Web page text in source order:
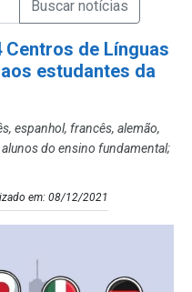
de Línguas
estudantes da
espanhol, francês, alemão,
do ensino fundamental;
em: 08/12/2021